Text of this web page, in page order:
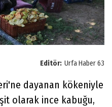
Editör: Urfa Haber 63
dayanan kökeniyle
olarak ince kabuğu,